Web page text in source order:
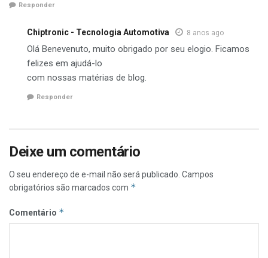
Responder
Chiptronic - Tecnologia Automotiva 8 anos ago
Olá Benevenuto, muito obrigado por seu elogio. Ficamos
felizes em ajudá-lo
com nossas matérias de blog.
Responder
Deixe um comentário
O seu endereço de e-mail não será publicado. Campos
obrigatórios são marcados com *
Comentário *